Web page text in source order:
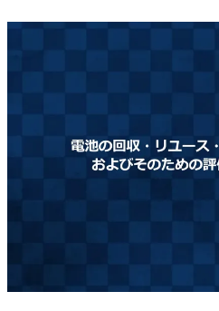
調査の種類で選ぶ